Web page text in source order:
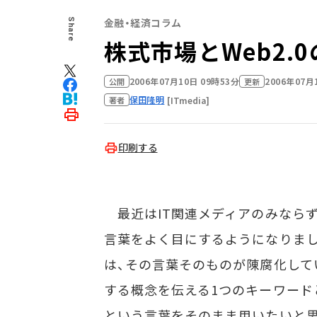
Share 金融・経済コラム
株式市場とWeb2.0
公開 2006年07月10日 09時53分 更新 2006年07
著者 保田隆明 [ITmedia]
印刷する
最近はIT関連メディアのみなら
言葉をよく目にするようになりま
は、その言葉そのものが陳腐化し
する概念を伝える1つのキーワー